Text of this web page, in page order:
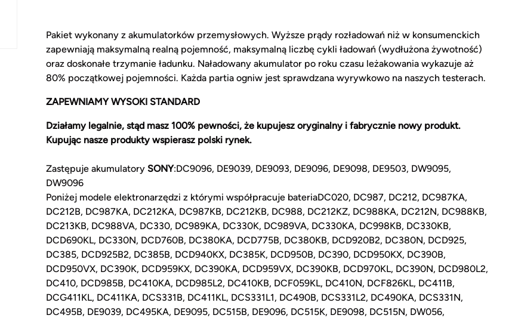
Pakiet wykonany z akumulatorków przemysłowych. Wyższe prądy rozładowań niż w konsumenckich
zapewniają maksymalną realną pojemność, maksymalną liczbę cykli ładowań (wydłużona żywotność)
oraz doskonałe trzymanie ładunku. Naładowany akumulator po roku czasu leżakowania wykazuje aż
80% początkowej pojemności. Każda partia ogniw jest sprawdzana wyrywkowo na naszych testerach.
ZAPEWNIAMY WYSOKI STANDARD
Działamy legalnie, stąd masz 100% pewności, że kupujesz oryginalny i fabrycznie nowy produkt.
Kupując nasze produkty wspierasz polski rynek.
Zastępuje akumulatory SONY:DC9096, DE9039, DE9093, DE9096, DE9098, DE9503, DW9095,
DW9096
Poniżej modele elektronarzędzi z którymi współpracuje bateriaDC020, DC987, DC212, DC987KA,
DC212B, DC987KA, DC212KA, DC987KB, DC212KB, DC988, DC212KZ, DC988KA, DC212N, DC988KB,
DC213KB, DC988VA, DC330, DC989KA, DC330K, DC989VA, DC330KA, DC998KB, DC330KB,
DCD690KL, DC330N, DCD760B, DC380KA, DCD775B, DC380KB, DCD920B2, DC380N, DCD925,
DC385, DCD925B2, DC385B, DCD940KX, DC385K, DCD950B, DC390, DCD950KX, DC390B,
DCD950VX, DC390K, DCD959KX, DC390KA, DCD959VX, DC390KB, DCD970KL, DC390N, DCD980L2,
DC410, DCD985B, DC410KA, DCD985L2, DC410KB, DCF059KL, DC410N, DCF826KL, DC411B,
DCG411KL, DC411KA, DCS331B, DC411KL, DCS331L1, DC490B, DCS331L2, DC490KA, DCS331N,
DC495B, DE9039, DC495KA, DE9095, DC515B, DE9096, DC515K, DE9098, DC515N, DW056,